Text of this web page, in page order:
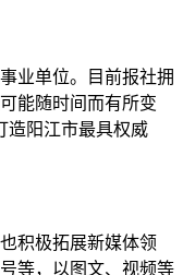
业单位。目前报社拥
能随时间而有所变
造阳江市最具权威
积极拓展新媒体领
等，以图文、视频等